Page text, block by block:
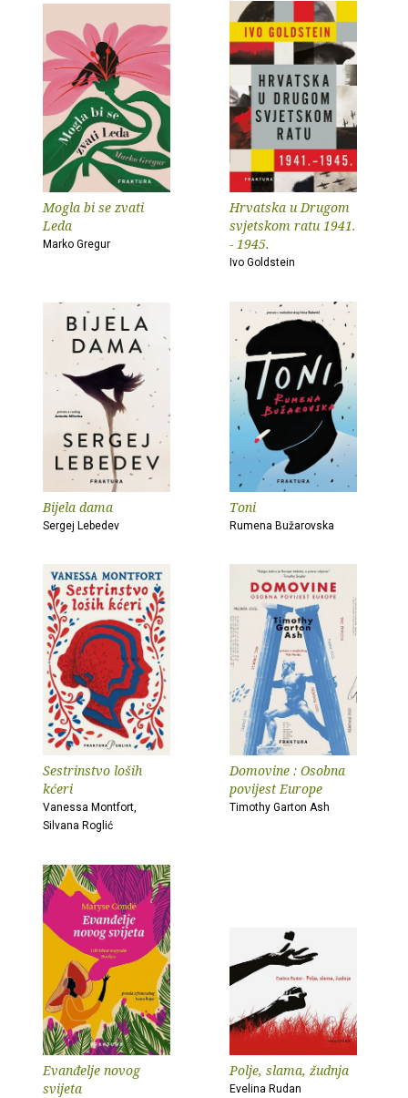
Mogla bi se zvati
Leda
Marko Gregur
Hrvatska u Drugom
svjetskom ratu 1941.
- 1945.
Ivo Goldstein
Bijela dama
Sergej Lebedev
Toni
Rumena Bužarovska
Sestrinstvo loših
kćeri
Vanessa Montfort,
Silvana Roglić
Domovine : Osobna
povijest Europe
Timothy Garton Ash
Evanđelje novog
svijeta
Polje, slama, žudnja
Evelina Rudan